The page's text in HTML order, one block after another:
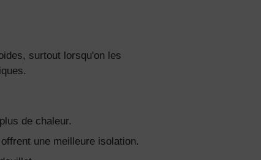
surtout lorsqu'on les
de chaleur.
une meilleure isolation.